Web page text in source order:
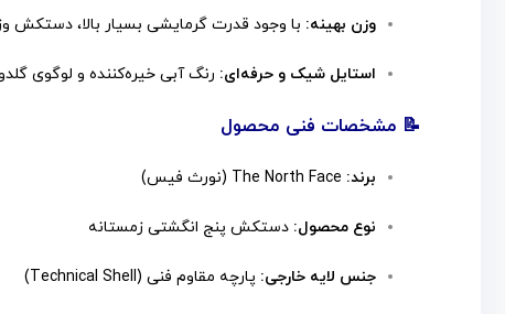
وزن بهینه: با وجود قدرت گرمایشی بسیار بالا،
استایل شیک و حرفه‌ای: رنگ آبی خیره‌کننده و لوگوی
📝 مشخصات فنی محصول
برند:
نوع محصول: دستکش پنج انگشتی زمستانه
جنس لایه خارجی: پارچه مقاوم فنی (Technical Shell)